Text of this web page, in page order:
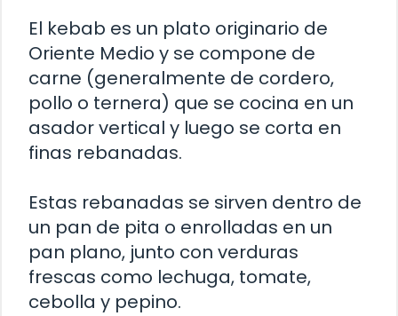
El kebab es un plato originario de
Oriente Medio y se compone de
carne (generalmente de cordero,
pollo o ternera) que se cocina en un
asador vertical y luego se corta en
finas rebanadas.
Estas rebanadas se sirven dentro de
un pan de pita o enrolladas en un
pan plano, junto con verduras
frescas como lechuga, tomate,
cebolla y pepino.